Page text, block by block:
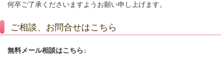
何卒ご了承くださいますようお願い申し上げます。
ご相談、お問合せはこちら
無料メール相談はこちら↓